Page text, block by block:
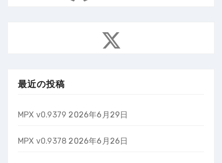
最近の投稿
MPX v0.9379 2026年6月29日
MPX v0.9378 2026年6月26日